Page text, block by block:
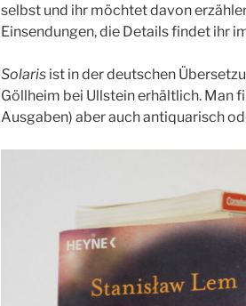
selbst und ihr möchtet davon
Einsendungen, die Details findet ihr
Solaris ist in der deutschen
Göllheim bei Ullstein erhältlich. Man
Ausgaben) aber auch antiquarisch